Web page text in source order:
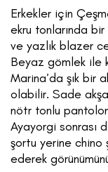
Erkekler için
ekru tonlarında
ve yazlık blazer
Beyaz gömlek ile
Marina’da şık bir
olabilir. Sade
nötr tonlu
Ayayorgi sonrası
şortu yerine
ederek